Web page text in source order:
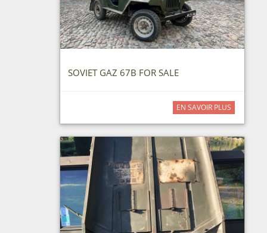
SOVIET GAZ 67B FOR SALE
EN SAVOIR PLUS